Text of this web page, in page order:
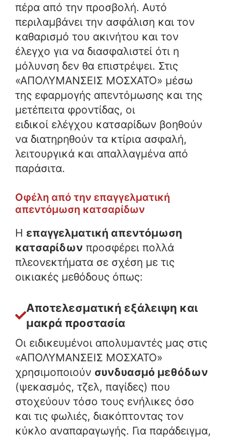
πέρα ​​από την προσβολή. Αυτό
περιλαμβάνει την ασφάλιση και τον
καθαρισμό του ακινήτου και τον
έλεγχο για να διασφαλιστεί ότι η
μόλυνση δεν θα επιστρέψει. Στις
«ΑΠΟΛΥΜΑΝΣΕΙΣ ΜΟΣΧΑΤΟ» μέσω
της εφαρμογής απεντόμωσης και της
μετέπειτα φροντίδας, οι
ειδικοί ελέγχου κατσαρίδων βοηθούν
να διατηρηθούν τα κτίρια ασφαλή,
λειτουργικά και απαλλαγμένα από
παράσιτα.
Οφέλη από την επαγγελματική
απεντόμωση κατσαρίδων
Η επαγγελματική απεντόμωση
κατσαρίδων προσφέρει πολλά
πλεονεκτήματα σε σχέση με τις
οικιακές μεθόδους όπως:
Αποτελεσματική εξάλειψη και
μακρά προστασία
Οι ειδικευμένοι απολυμαντές μας στις
«ΑΠΟΛΥΜΑΝΣΕΙΣ ΜΟΣΧΑΤΟ»
χρησιμοποιούν συνδυασμό μεθόδων
(ψεκασμός, τζελ, παγίδες) που
στοχεύουν τόσο τους ενήλικες όσο
και τις φωλιές, διακόπτοντας τον
κύκλο αναπαραγωγής. Για παράδειγμα,